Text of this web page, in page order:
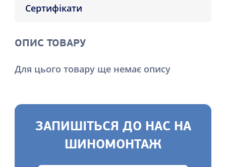
Сертифікати
ОПИС ТОВАРУ
Для цього товару ще немає опису
ЗАПИШІТЬСЯ ДО НАС НА
ШИНОМОНТАЖ